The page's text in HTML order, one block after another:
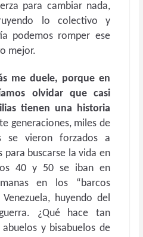
para cambiar nada,
lo colectivo y
podemos romper ese
mejor.
me duele, porque en
olvidar que casi
tienen una historia
generaciones, miles de
se vieron forzados a
para buscarse la vida en
40 y 50 se iban en
en los “barcos
huyendo del
¿Qué hace tan
y bisabuelos de